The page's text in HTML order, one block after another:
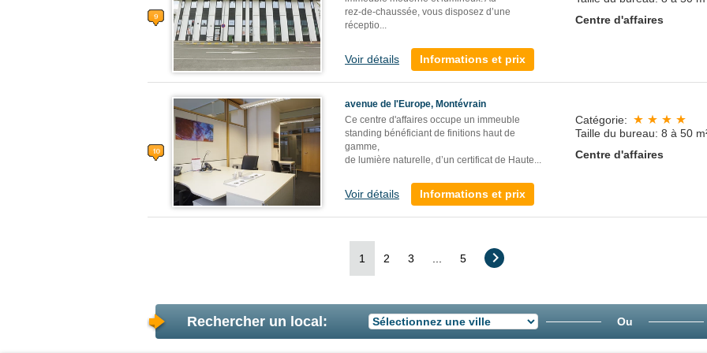
rez-de-chaussée, vous disposez d’une
réceptio...
Voir détails Informations et prix
Centre d'affaires
avenue de l'Europe, Montévrain
Ce centre d'affaires occupe un immeuble
standing bénéficiant de finitions haut de
gamme,
de lumière naturelle, d’un certificat de Haute...
Voir détails Informations et prix
Catégorie:
Taille du bureau: 8 à 50
Centre d'affaires
1 2 3 5
Rechercher un local: Ou